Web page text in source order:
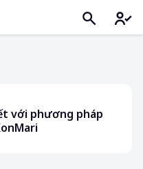
với phương pháp